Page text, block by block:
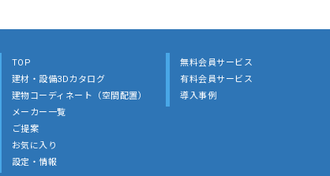
TOP
建材・設備3Dカタログ
建物コーディネート（空間配置）
メーカー一覧
ご提案
お気に入り
設定・情報
無料会員サービス
有料会員サービス
導入事例